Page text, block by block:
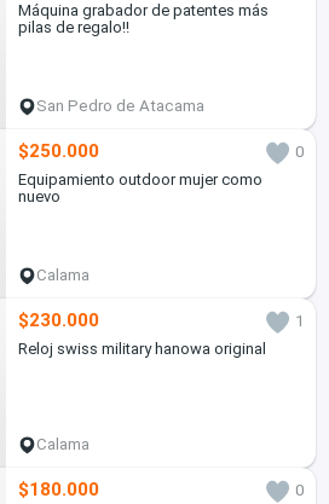
Máquina grabador de patentes más
pilas de regalo!!
San Pedro de Atacama
$250.000
0
Equipamiento outdoor mujer como
nuevo
Calama
$230.000
1
Reloj swiss military hanowa original
Calama
$180.000
0